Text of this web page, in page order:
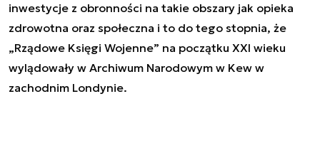
inwestycje z obronności na takie obszary jak opieka
zdrowotna oraz społeczna i to do tego stopnia, że
„Rządowe Księgi Wojenne” na początku XXI wieku
wylądowały w Archiwum Narodowym w Kew w
zachodnim Londynie.